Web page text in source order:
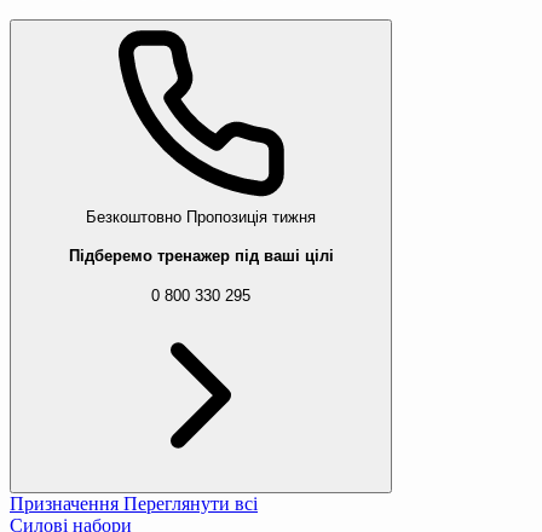
Безкоштовно Пропозиція тижня
Підберемо тренажер під ваші цілі
0 800 330 295
Призначення Переглянути всі
Силові набори